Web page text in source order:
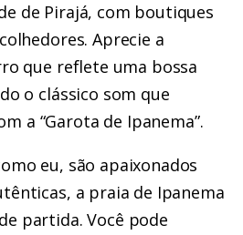
de Pirajá, com boutiques
Aprecie a
que reflete uma bossa
o clássico som que
a “Garota de Ipanema”.
eu, são apaixonados
a praia de Ipanema
partida. Você pode